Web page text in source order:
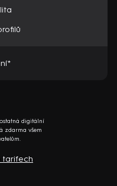
digitální
zdarma všem
tarifech